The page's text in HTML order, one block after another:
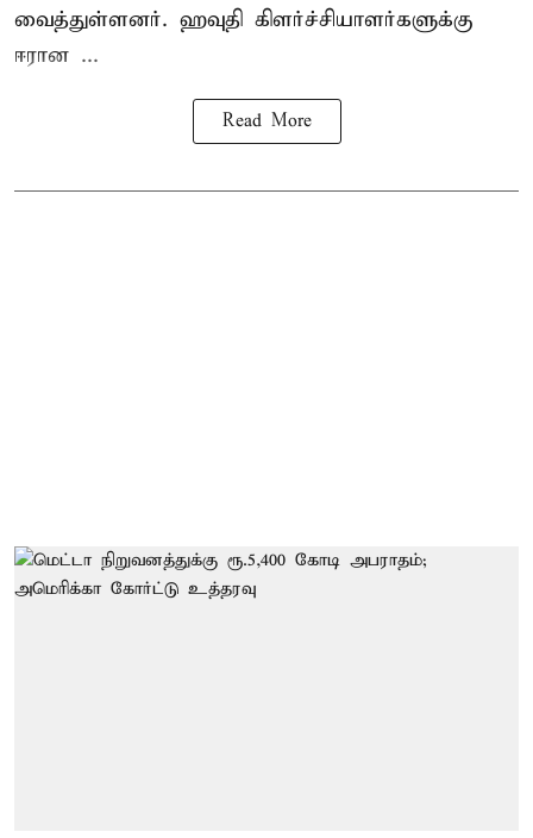
வைத்துள்ளனர். ஹவுதி கிளர்ச்சியாளர்களுக்கு
ஈரான ...
Read More